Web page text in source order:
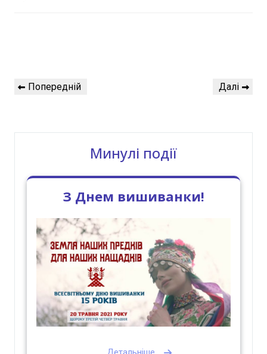
Навігація
записів
Попередній
Попередній
Наступний
Далі
Минулі події
З Днем вишиванки!